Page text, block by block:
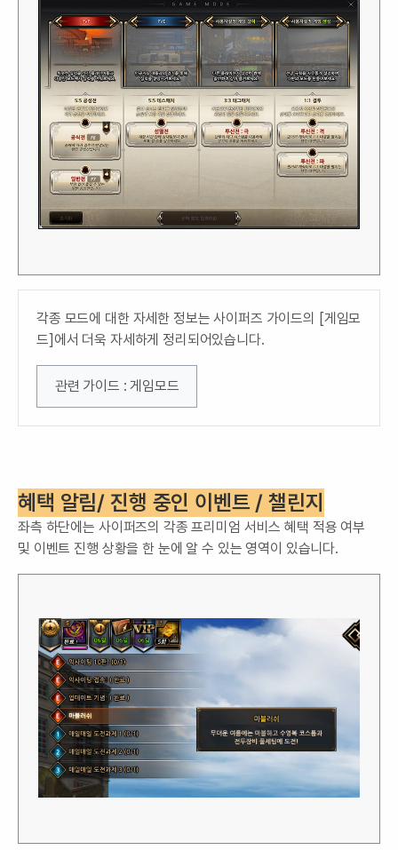
각종 모드에 대한 자세한 정보는 사이퍼즈 가이드의 [게임모
드]에서 더욱 자세하게 정리되어있습니다.
관련 가이드 : 게임모드
혜택 알림/ 진행 중인 이벤트 / 챌린지
좌측 하단에는 사이퍼즈의 각종 프리미엄 서비스 혜택 적용 여부
및 이벤트 진행 상황을 한 눈에 알 수 있는 영역이 있습니다.